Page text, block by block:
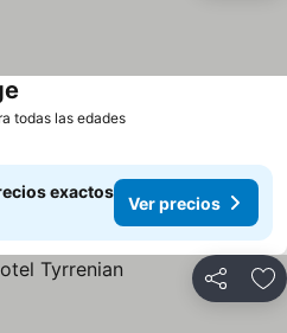
todas las edades
exactos
Ver precios
Compartir